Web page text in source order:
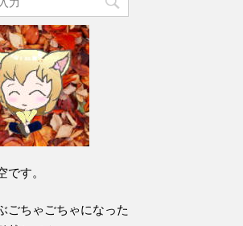
す。
ごちゃごちゃになった